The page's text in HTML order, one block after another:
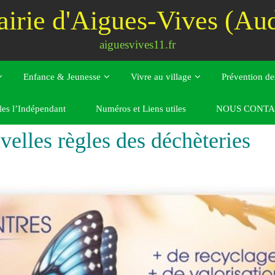
d'Aigues-Vives
aiguesvives11.fr
Enfance & Jeunesse Vivre au village Prévention
l’Indépendant Numéros et Liens utiles NOUS
règles des déchèteries